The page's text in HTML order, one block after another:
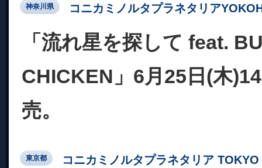
神奈川県 コニカミノルタプラネタリア
「流れ星を探して feat.
CHICKEN」6月25日(木
売。
東京都 コニカミノルタプラネタリア TOKYO